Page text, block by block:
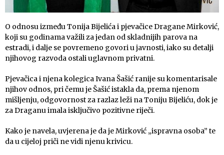
O odnosu između Tonija Bijelića i pjevačice Dragane Mirković,
koji su godinama važili za jedan od skladnijih parova na
estradi, i dalje se povremeno govori u javnosti, iako su detalji
njihovog razvoda ostali uglavnom privatni.
Pjevačica i njena kolegica Ivana Šašić ranije su komentarisale
njihov odnos, pri čemu je Šašić istakla da, prema njenom
mišljenju, odgovornost za razlaz leži na Toniju Bijeliću, dok je
za Draganu imala isključivo pozitivne riječi.
Kako je navela, uvjerena je da je Mirković „ispravna osoba” te
da u cijeloj priči ne vidi njenu krivicu.